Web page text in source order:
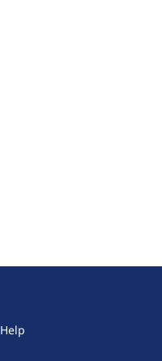
Help